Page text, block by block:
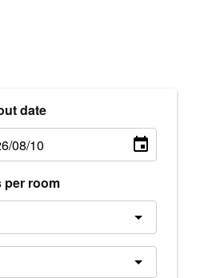
date
per room